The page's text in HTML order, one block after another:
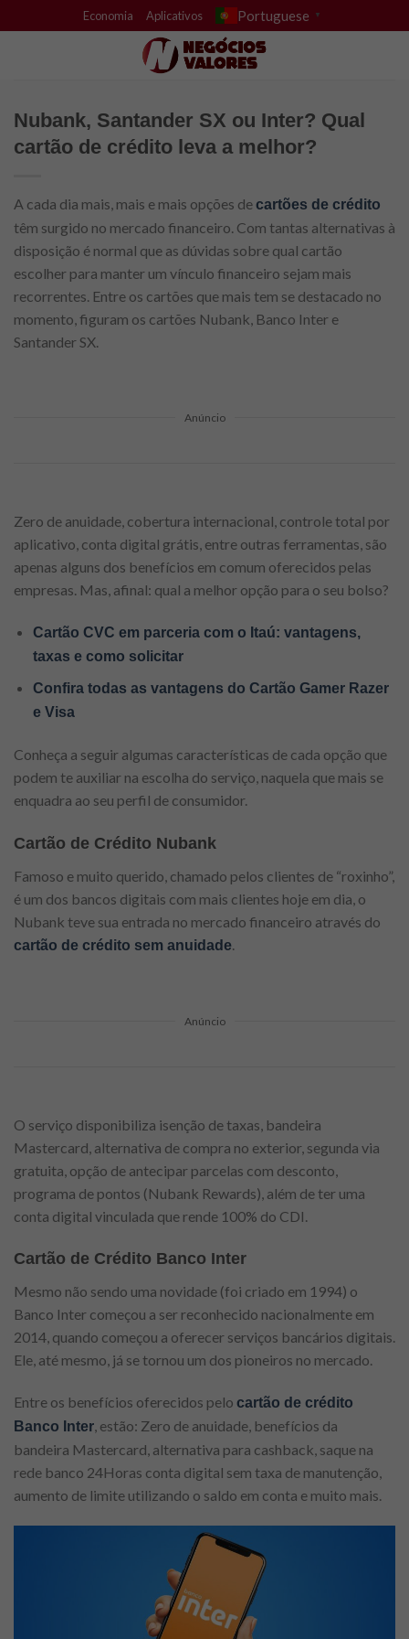
to
Economia Aplicativos Portuguese ▼
Nubank, Santander SX ou Inter? Qual
cartão de crédito leva a melhor?
A cada dia mais, mais e mais opções decartões de crédito
têm surgido no mercado financeiro. Com tantas alternativas à
disposição é normal que as dúvidas sobre qual cartão
escolher para manter um vínculo financeiro sejam mais
recorrentes. Entre os cartões que mais tem se destacado no
momento, figuram os cartões Nubank, Banco Inter e
Santander SX.
Anúncio
Zero de anuidade, cobertura internacional, controle total por
aplicativo, conta digital grátis, entre outras ferramentas, são
apenas alguns dos benefícios em comum oferecidos pelas
empresas. Mas, afinal: qual a melhor opção para o seu bolso?
Cartão CVC em parceria com o Itaú: vantagens,
taxas e como solicitar
Confira todas as vantagens do Cartão Gamer Razer
e Visa
Conheça a seguir algumas características de cada opção que
podem te auxiliar na escolha do serviço, naquela que mais se
enquadra ao seu perfil de consumidor.
Cartão de Crédito Nubank
Famoso e muito querido, chamado pelos clientes de “roxinho”,
é um dos bancos digitais com mais clientes hoje em dia, o
Nubank teve sua entrada no mercado financeiro através do
cartão de crédito sem anuidade
Anúncio
O serviço disponibiliza isenção de taxas, bandeira
Mastercard, alternativa de compra no exterior, segunda via
gratuita, opção de antecipar parcelas com desconto,
programa de pontos (Nubank Rewards), além de ter uma
conta digital vinculada que rende 100% do CDI.
Cartão de Crédito Banco Inter
Mesmo não sendo uma novidade (foi criado em 1994) o
Banco Inter começou a ser reconhecido nacionalmente em
2014, quando começou a oferecer serviços bancários digitais.
Ele, até mesmo, já se tornou um dos pioneiros no mercado.
Entre os benefícios oferecidos pelo cartão de crédito
Banco Inter, estão: Zero de anuidade, benefícios da
bandeira Mastercard, alternativa para cashback, saque na
rede banco 24Horas conta digital sem taxa de manutenção,
aumento de limite utilizando o saldo em conta e muito mais.